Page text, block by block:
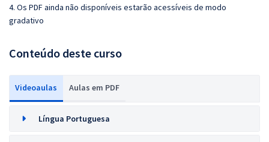
4. Os PDF ainda não disponíveis estarão acessíveis de modo
gradativo
Conteúdo deste curso
Videoaulas Aulas em PDF
Língua Portuguesa